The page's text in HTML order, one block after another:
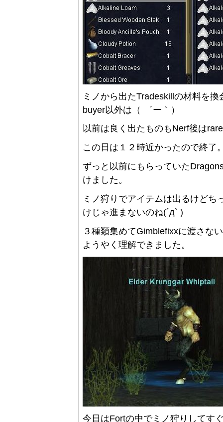
ミノから出たTradeskillの材料を
buyer以外は（ ´ー｀）
以前は良く出たものもNerf後は
この日は１２時近かったので終了
ずっと以前にもらっていた
けました。
ミノ狩りでアイテムは出るけどち
けじゃ進まないのね(´д` )
３種類集めてGimblefixxに渡さな
ようやく理解できました。
今日はFortの中でミノ狩りしてす